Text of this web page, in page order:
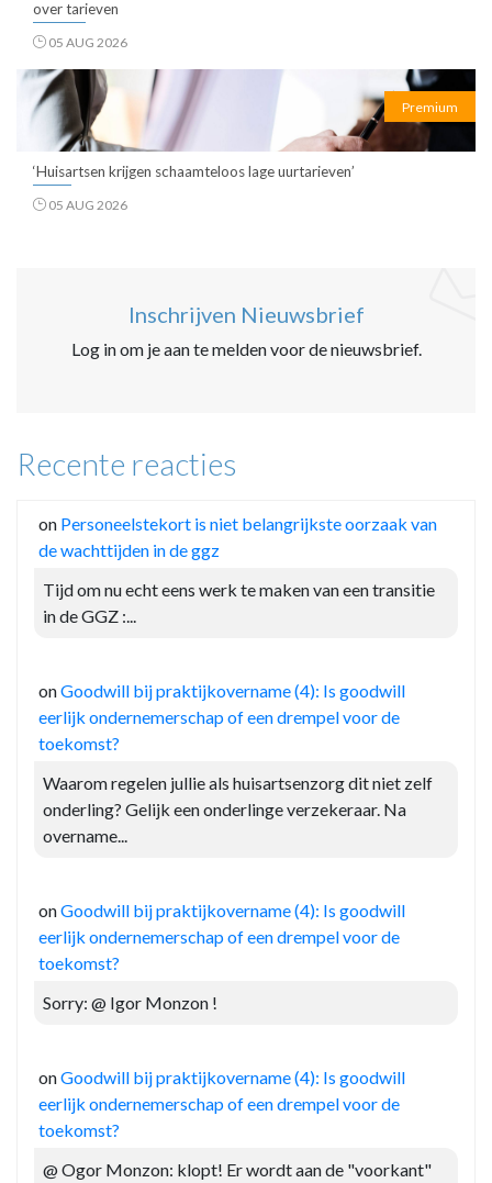
over tarieven
05 AUG 2026
Premium
‘Huisartsen krijgen schaamteloos lage uurtarieven’
05 AUG 2026
Inschrijven Nieuwsbrief
Log in om je aan te melden voor de nieuwsbrief.
Recente reacties
on Personeelstekort is niet belangrijkste oorzaak van
de wachttijden in de ggz
Tijd om nu echt eens werk te maken van een transitie
in de GGZ :...
onGoodwill bij praktijkovername (4): Is goodwill
eerlijk ondernemerschap of een drempel voor de
toekomst?
Waarom regelen jullie als huisartsenzorg dit niet zelf
onderling? Gelijk een onderlinge verzekeraar. Na
overname...
onGoodwill bij praktijkovername (4): Is goodwill
eerlijk ondernemerschap of een drempel voor de
toekomst?
Sorry: @ Igor Monzon !
onGoodwill bij praktijkovername (4): Is goodwill
eerlijk ondernemerschap of een drempel voor de
toekomst?
@ Ogor Monzon: klopt! Er wordt aan de "voorkant"